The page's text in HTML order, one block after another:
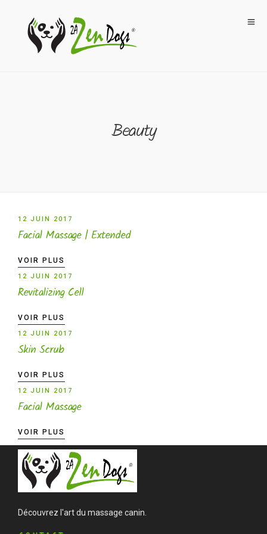
Beauty
12 JUIN 2017
Facial Massage | Extended
VOIR PLUS
12 JUIN 2017
Revitalizing Cell
VOIR PLUS
12 JUIN 2017
Skin Scrub
VOIR PLUS
12 JUIN 2017
Facial Massage
VOIR PLUS
Découvrez l'art du massage canin.